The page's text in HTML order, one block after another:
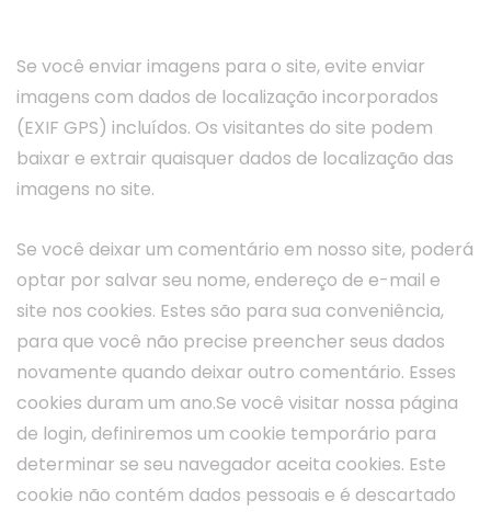
Se você enviar imagens para o site, evite enviar
imagens com dados de localização incorporados
(EXIF GPS) incluídos. Os visitantes do site podem
baixar e extrair quaisquer dados de localização das
imagens no site.
Se você deixar um comentário em nosso site, poderá
optar por salvar seu nome, endereço de e-mail e
site nos cookies. Estes são para sua conveniência,
para que você não precise preencher seus dados
novamente quando deixar outro comentário. Esses
cookies duram um ano.Se você visitar nossa página
de login, definiremos um cookie temporário para
determinar se seu navegador aceita cookies. Este
cookie não contém dados pessoais e é descartado